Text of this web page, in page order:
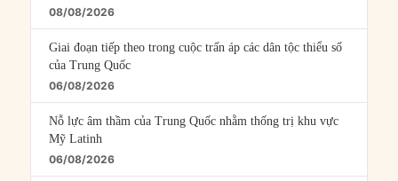
08/08/2026
Giai đoạn tiếp theo trong cuộc trấn áp các dân tộc thiểu số
của Trung Quốc
06/08/2026
Nỗ lực âm thầm của Trung Quốc nhằm thống trị khu vực
Mỹ Latinh
06/08/2026